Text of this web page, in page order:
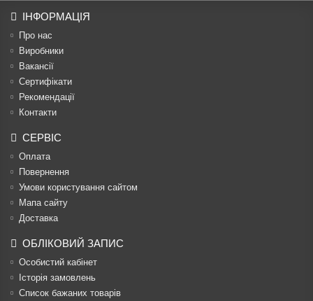
ІНФОРМАЦІЯ
Про нас
Виробники
Вакансії
Сертифікати
Рекомендації
Контакти
СЕРВІС
Оплата
Повернення
Умови користування сайтом
Мапа сайту
Доставка
ОБЛІКОВИЙ ЗАПИС
Особистий кабінет
Історія замовлень
Список бажаних товарів